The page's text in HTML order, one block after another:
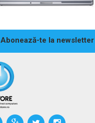
Abonează-te la newsletter